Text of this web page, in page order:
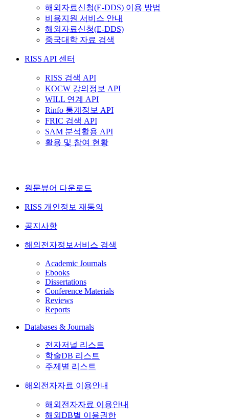
해외자료신청(E-DDS) 이용 방법
비용지원 서비스 안내
해외자료신청(E-DDS)
중국대학 자료 검색
RISS API 센터
RISS 검색 API
KOCW 강의정보 API
WILL 연계 API
Rinfo 통계정보 API
FRIC 검색 API
SAM 분석활용 API
활용 및 참여 현황
원문뷰어 다운로드
RISS 개인정보 재동의
공지사항
해외전자정보서비스 검색
Academic Journals
Ebooks
Dissertations
Conference Materials
Reviews
Reports
Databases & Journals
전자저널 리스트
학술DB 리스트
주제별 리스트
해외전자자료 이용안내
해외전자자료 이용안내
해외DB별 이용권한